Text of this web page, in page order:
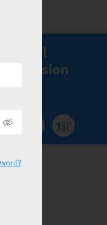
Diseptyl
Suspension